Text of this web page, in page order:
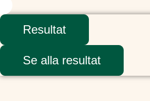
Resultat
Se alla resultat